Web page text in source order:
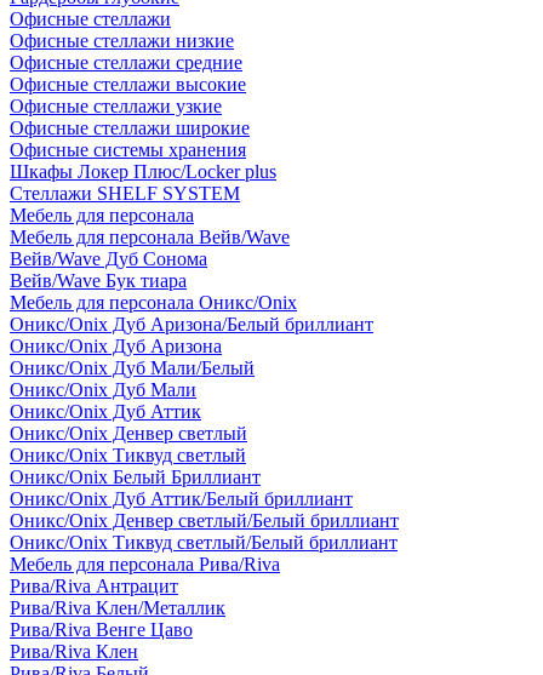
Офисные стеллажи
Офисные стеллажи низкие
Офисные стеллажи средние
Офисные стеллажи высокие
Офисные стеллажи узкие
Офисные стеллажи широкие
Офисные системы хранения
Шкафы Локер Плюс/Locker plus
Стеллажи SHELF SYSTEM
Мебель для персонала
Мебель для персонала Вейв/Wave
Вейв/Wave Дуб Сонома
Вейв/Wave Бук тиара
Мебель для персонала Оникс/Onix
Оникс/Onix Дуб Аризона/Белый бриллиант
Оникс/Onix Дуб Аризона
Оникс/Onix Дуб Мали/Белый
Оникс/Onix Дуб Мали
Оникс/Onix Дуб Аттик
Оникс/Onix Денвер светлый
Оникс/Onix Тиквуд светлый
Оникс/Onix Белый Бриллиант
Оникс/Onix Дуб Аттик/Белый бриллиант
Оникс/Onix Денвер светлый/Белый бриллиант
Оникс/Onix Тиквуд светлый/Белый бриллиант
Мебель для персонала Рива/Riva
Рива/Riva Антрацит
Рива/Riva Клен/Металлик
Рива/Riva Венге Цаво
Рива/Riva Клен